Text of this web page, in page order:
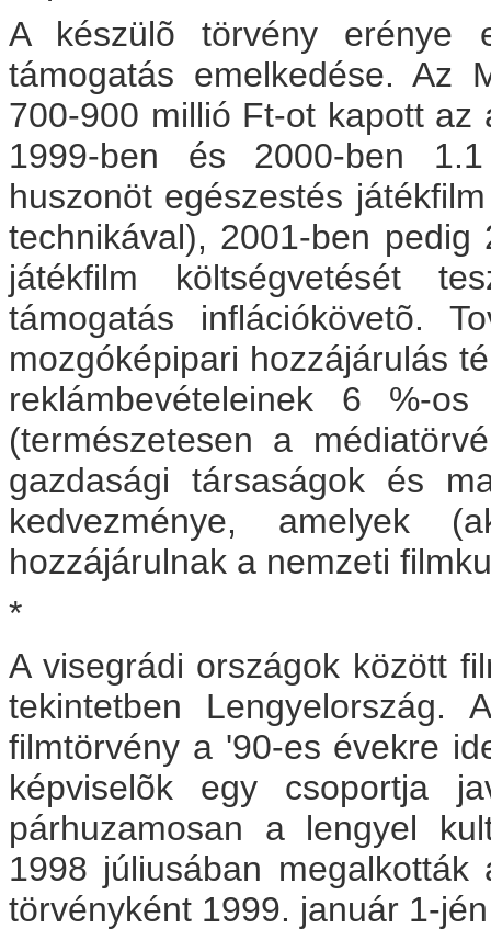
A készülõ törvény erénye
támogatás emelkedése. Az
700-900 millió Ft-ot kapott az
1999-ben és 2000-ben
huszonöt egészestés
technikával), 2001-ben
játékfilm költségvetését
támogatás inflációkövetõ.
mozgóképipari hozzájárulás
reklámbevételeinek 6 %-
(természetesen a
gazdasági társaságok és
kedvezménye, amelyek
hozzájárulnak a nemzeti
*
A visegrádi országok között
tekintetben
filmtörvény a '90-es évekre
képviselõk egy csoportja
párhuzamosan a lengyel
1998 júliusában
törvényként 1999. január 1-